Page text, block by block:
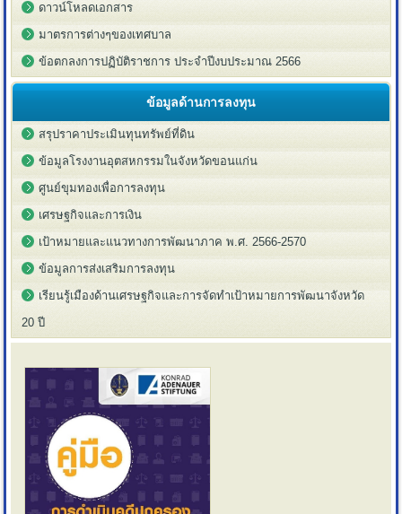
ดาวน์โหลดเอกสาร
มาตรการต่างๆของเทศบาล
ข้อตกลงการปฏิบัติราชการ ประจำปีงบประมาณ 2566
ข้อมูลด้านการลงทุน
สรุปราคาประเมินทุนทรัพย์ที่ดิน
ข้อมูลโรงงานอุตสหกรรมในจังหวัดขอนแก่น
ศูนย์ขุมทองเพื่อการลงทุน
เศรษฐกิจและการเงิน
เป้าหมายและแนวทางการพัฒนาภาค พ.ศ. 2566-2570
ข้อมูลการส่งเสริมการลงทุน
เรียนรู้เมืองด้านเศรษฐกิจและการจัดทำเป้าหมายการพัฒนาจังหวัด
20 ปี